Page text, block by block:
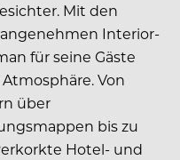
Mit den
Interior-
für seine Gäste
Von
über
bis zu
Hotel- und